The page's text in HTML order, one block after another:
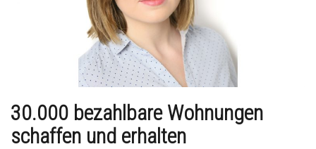
30.000 bezahlbare Wohnungen
schaffen und erhalten